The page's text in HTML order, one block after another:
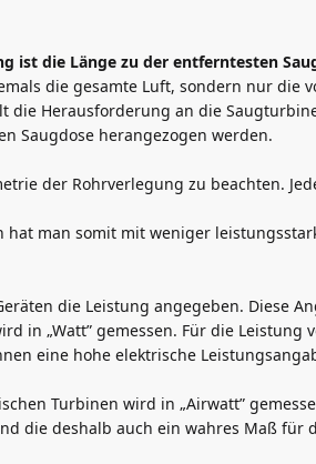
ist die Länge zu der entferntesten
die gesamte Luft, sondern nur die
die Herausforderung an die
Saugdose herangezogen werden.
der Rohrverlegung zu beachten.
man somit mit weniger
die Leistung angegeben. Diese
in „Watt” gemessen. Für die Leistung
eine hohe elektrische
Turbinen wird in „Airwatt”
die deshalb auch ein wahres Maß für